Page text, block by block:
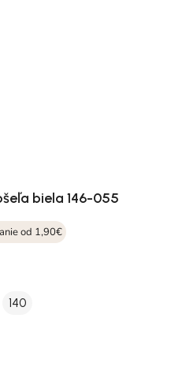
biela 146-055
od 1,90€
140